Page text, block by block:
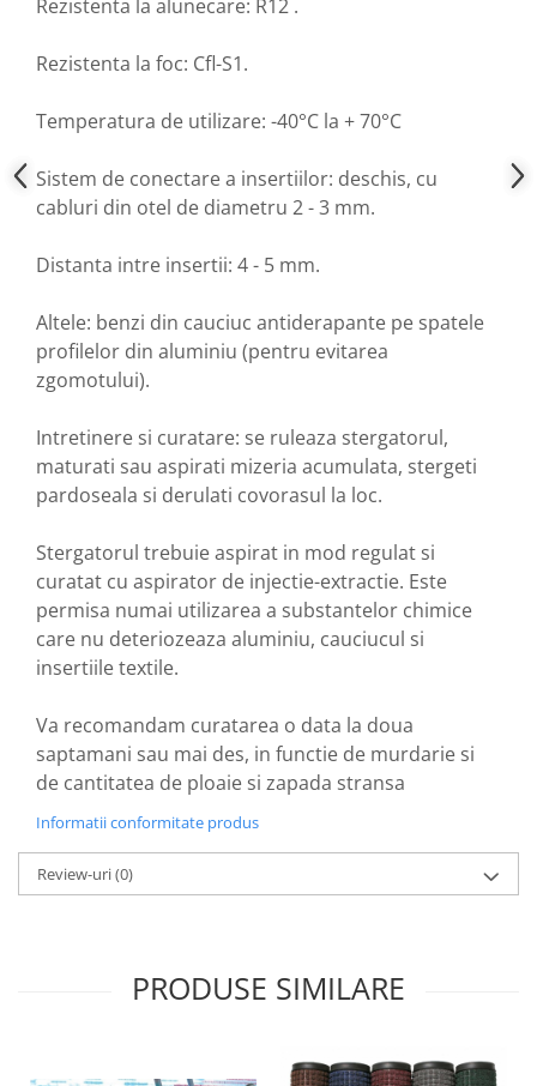
Rezistenta la alunecare: R12 .
Rezistenta la foc: Cfl-S1.
Temperatura de utilizare: -40°C la + 70°C
Sistem de conectare a insertiilor: deschis, cu
cabluri din otel de diametru 2 - 3 mm.
Distanta intre insertii: 4 - 5 mm.
Altele: benzi din cauciuc antiderapante pe spatele
profilelor din aluminiu (pentru evitarea
zgomotului).
Intretinere si curatare: se ruleaza stergatorul,
maturati sau aspirati mizeria acumulata, stergeti
pardoseala si derulati covorasul la loc.
Stergatorul trebuie aspirat in mod regulat si
curatat cu aspirator de injectie-extractie. Este
permisa numai utilizarea a substantelor chimice
care nu deteriozeaza aluminiu, cauciucul si
insertiile textile.
Va recomandam curatarea o data la doua
saptamani sau mai des, in functie de murdarie si
de cantitatea de ploaie si zapada stransa
Informatii conformitate produs
Review-uri(0)
PRODUSE SIMILARE